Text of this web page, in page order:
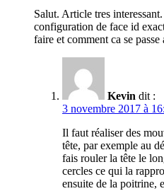
Salut. Article tres
configuration de face id
faire et comment ca se
Kevin dit :
3 novembre 2017 à
Il faut réaliser des
tête, par exemple au
fais rouler la tête le
cercles ce qui la
ensuite de la poitrine,